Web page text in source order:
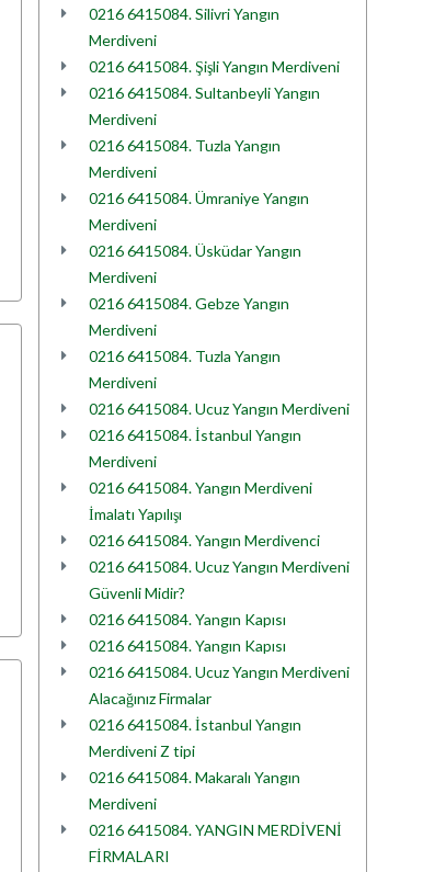
0216 6415084. Silivri Yangın
Merdiveni
0216 6415084. Şişli Yangın Merdiveni
0216 6415084. Sultanbeyli Yangın
Merdiveni
0216 6415084. Tuzla Yangın
Merdiveni
0216 6415084. Ümraniye Yangın
Merdiveni
0216 6415084. Üsküdar Yangın
Merdiveni
0216 6415084. Gebze Yangın
Merdiveni
0216 6415084. Tuzla Yangın
Merdiveni
0216 6415084. Ucuz Yangın Merdiveni
0216 6415084. İstanbul Yangın
Merdiveni
0216 6415084. Yangın Merdiveni
İmalatı Yapılışı
0216 6415084. Yangın Merdivenci
0216 6415084. Ucuz Yangın Merdiveni
Güvenli Midir?
0216 6415084. Yangın Kapısı
0216 6415084. Yangın Kapısı
0216 6415084. Ucuz Yangın Merdiveni
Alacağınız Firmalar
0216 6415084. İstanbul Yangın
Merdiveni Z tipi
0216 6415084. Makaralı Yangın
Merdiveni
0216 6415084. YANGIN MERDİVENİ
FİRMALARI